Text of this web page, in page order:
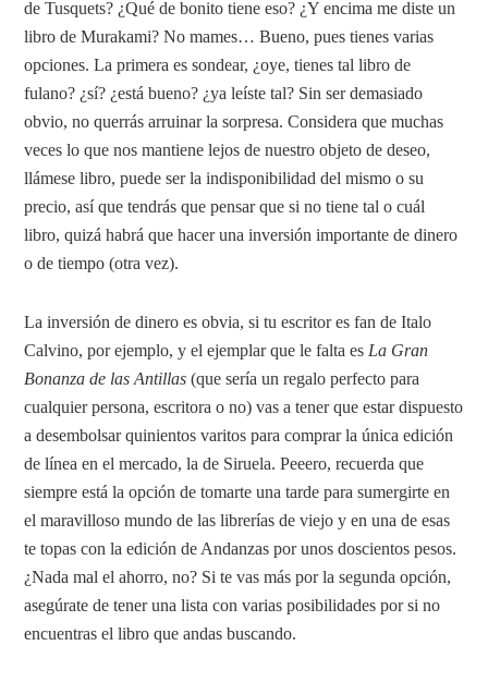
de Tusquets? ¿Qué de bonito tiene eso? ¿Y encima me diste un
libro de Murakami? No mames… Bueno, pues tienes varias
opciones. La primera es sondear, ¿oye, tienes tal libro de
fulano? ¿sí? ¿está bueno? ¿ya leíste tal? Sin ser demasiado
obvio, no querrás arruinar la sorpresa. Considera que muchas
veces lo que nos mantiene lejos de nuestro objeto de deseo,
llámese libro, puede ser la indisponibilidad del mismo o su
precio, así que tendrás que pensar que si no tiene tal o cuál
libro, quizá habrá que hacer una inversión importante de dinero
o de tiempo (otra vez).
La inversión de dinero es obvia, si tu escritor es fan de Italo
Calvino, por ejemplo, y el ejemplar que le falta es La Gran
Bonanza de las Antillas (que sería un regalo perfecto para
cualquier persona, escritora o no) vas a tener que estar dispuesto
a desembolsar quinientos varitos para comprar la única edición
de línea en el mercado, la de Siruela. Peeero, recuerda que
siempre está la opción de tomarte una tarde para sumergirte en
el maravilloso mundo de las librerías de viejo y en una de esas
te topas con la edición de Andanzas por unos doscientos pesos.
¿Nada mal el ahorro, no? Si te vas más por la segunda opción,
asegúrate de tener una lista con varias posibilidades por si no
encuentras el libro que andas buscando.